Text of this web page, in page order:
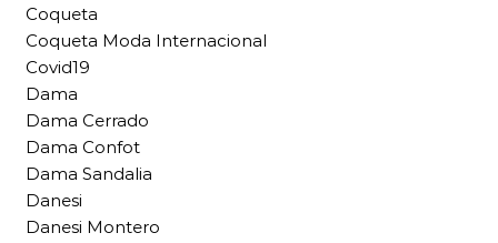
Coqueta
Coqueta Moda Internacional
Covid19
Dama
Dama Cerrado
Dama Confot
Dama Sandalia
Danesi
Danesi Montero